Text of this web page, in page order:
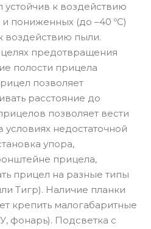
к воздействию
пониженных (до –40 ºС)
воздействию пыли.
предотвращения
полости прицела
позволяет
расcтояние до
позволяет вести
условиях недостаточной
упора,
прицела,
прицел на разные типы
Тигр). Наличие планки
крепить малогабаритные
фонарь). Подсветка с